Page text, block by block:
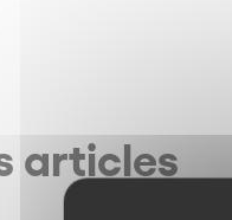
articles